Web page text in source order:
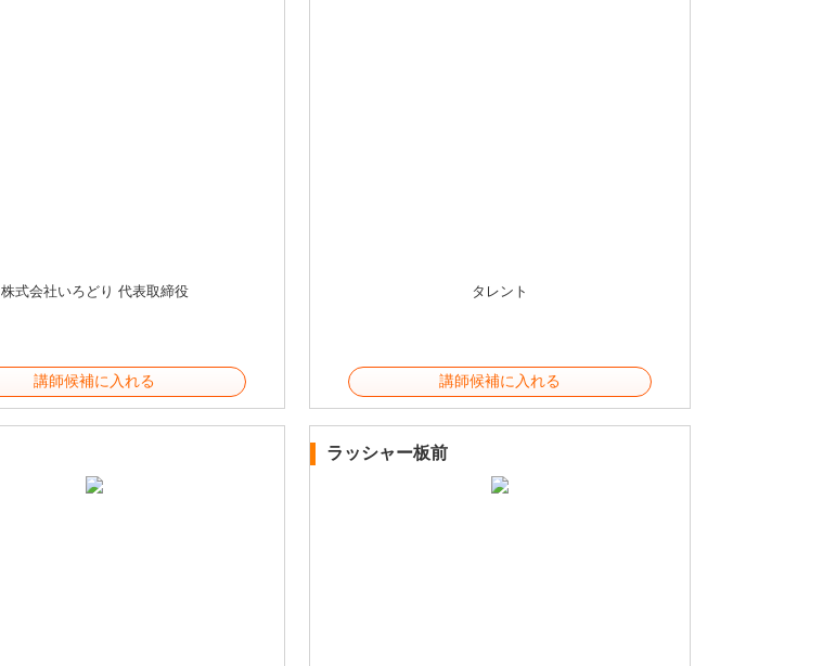
株式会社いろどり 代表取締役
講師候補に入れる
タレント
講師候補に入れる
ラッシャー板前